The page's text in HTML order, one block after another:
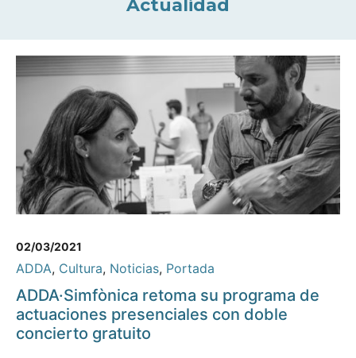
Actualidad
02/03/2021
ADDA, Cultura, Noticias, Portada
ADDA·Simfònica retoma su programa de
actuaciones presenciales con doble
concierto gratuito